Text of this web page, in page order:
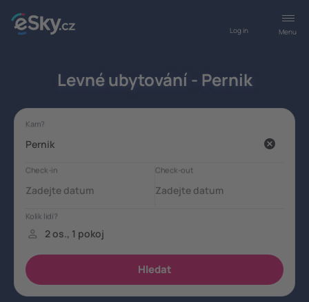
Menu
Log in
Levné ubytování - Pernik